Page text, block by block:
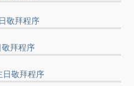
敬拜程序
拜程序
日敬拜程序